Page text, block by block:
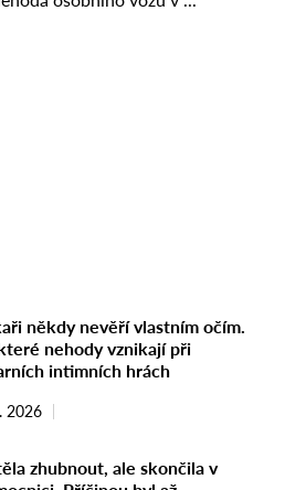
někdy nevěří vlastním očím.
nehody vznikají při
intimních hrách
2026
zhubnout, ale skončila v